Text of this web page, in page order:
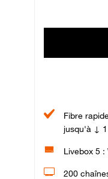
Fibre
jusqu'à ↓
Livebox 5 :
200